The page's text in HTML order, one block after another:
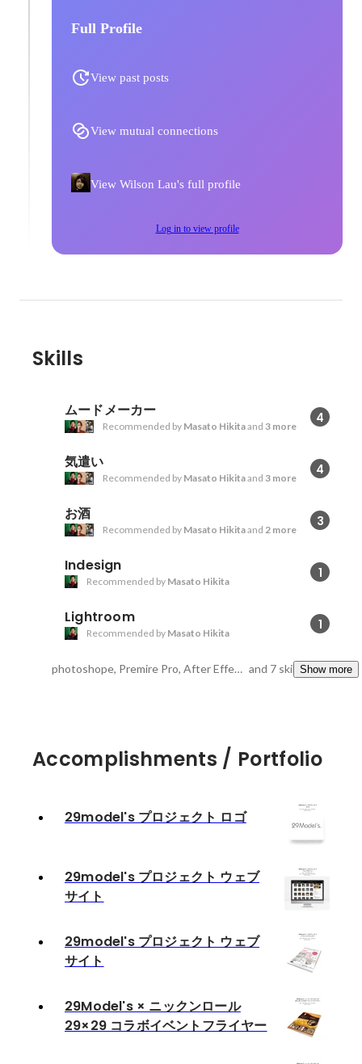
Full Profile
View past posts
View mutual connections
View Wilson Lau's full profile
Log in to view profile
Skills
ムードメーカー 4
Recommended by Masato Hikitaand 3 more
気遣い 4
Recommended by Masato Hikitaand 3 more
お酒 3
Recommended by Masato Hikitaand 2 more
Indesign 1
Recommended by Masato Hikita
Lightroom 1
Recommended by Masato Hikita
photoshope, Premire Pro, After Effects. and 7 skillsShow more
Accomplishments / Portfolio
29model's プロジェクト ロゴ
29model's プロジェクト ウェブ
サイト
29model's プロジェクト ウェブ
サイト
29Model's × ニックンロール
29×29 コラボイベントフライヤー